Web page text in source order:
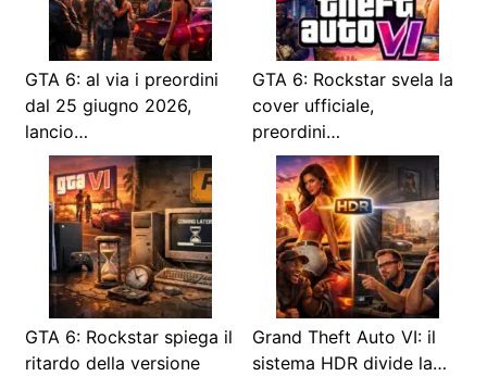
GTA 6: al via i preordini
dal 25 giugno 2026,
lancio…
GTA 6: Rockstar svela la
cover ufficiale,
preordini…
GTA 6: Rockstar spiega il
ritardo della versione
Grand Theft Auto VI: il
sistema HDR divide la…